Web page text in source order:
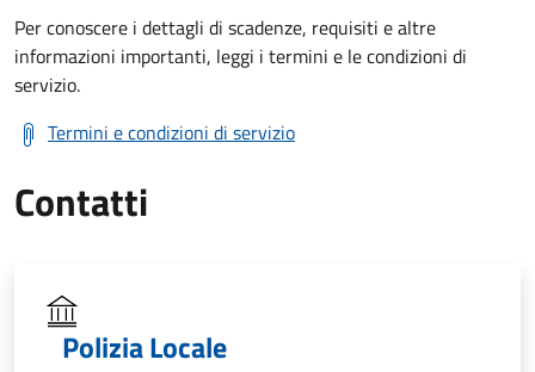
Per conoscere i dettagli di scadenze, requisiti e altre
informazioni importanti, leggi i termini e le condizioni di
servizio.
Termini e condizioni di servizio
Contatti
Polizia Locale